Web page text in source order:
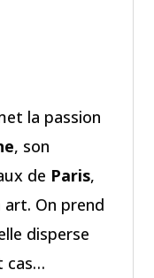
la passion
, son
de Paris,
art. On prend
disperse
cas…